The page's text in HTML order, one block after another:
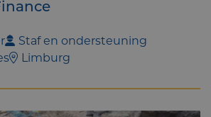
Staf en ondersteuning
Limburg